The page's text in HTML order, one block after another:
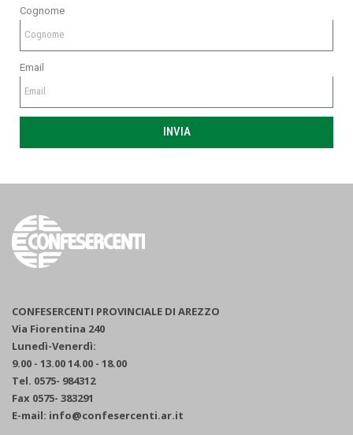
Cognome
Email
INVIA
CONFESERCENTI PROVINCIALE DI AREZZO
Via Fiorentina 240
Lunedì-Venerdì:
9.00 - 13.00 14.00 - 18.00
Tel. 0575- 984312
Fax 0575- 383291
E-mail: info@confesercenti.ar.it